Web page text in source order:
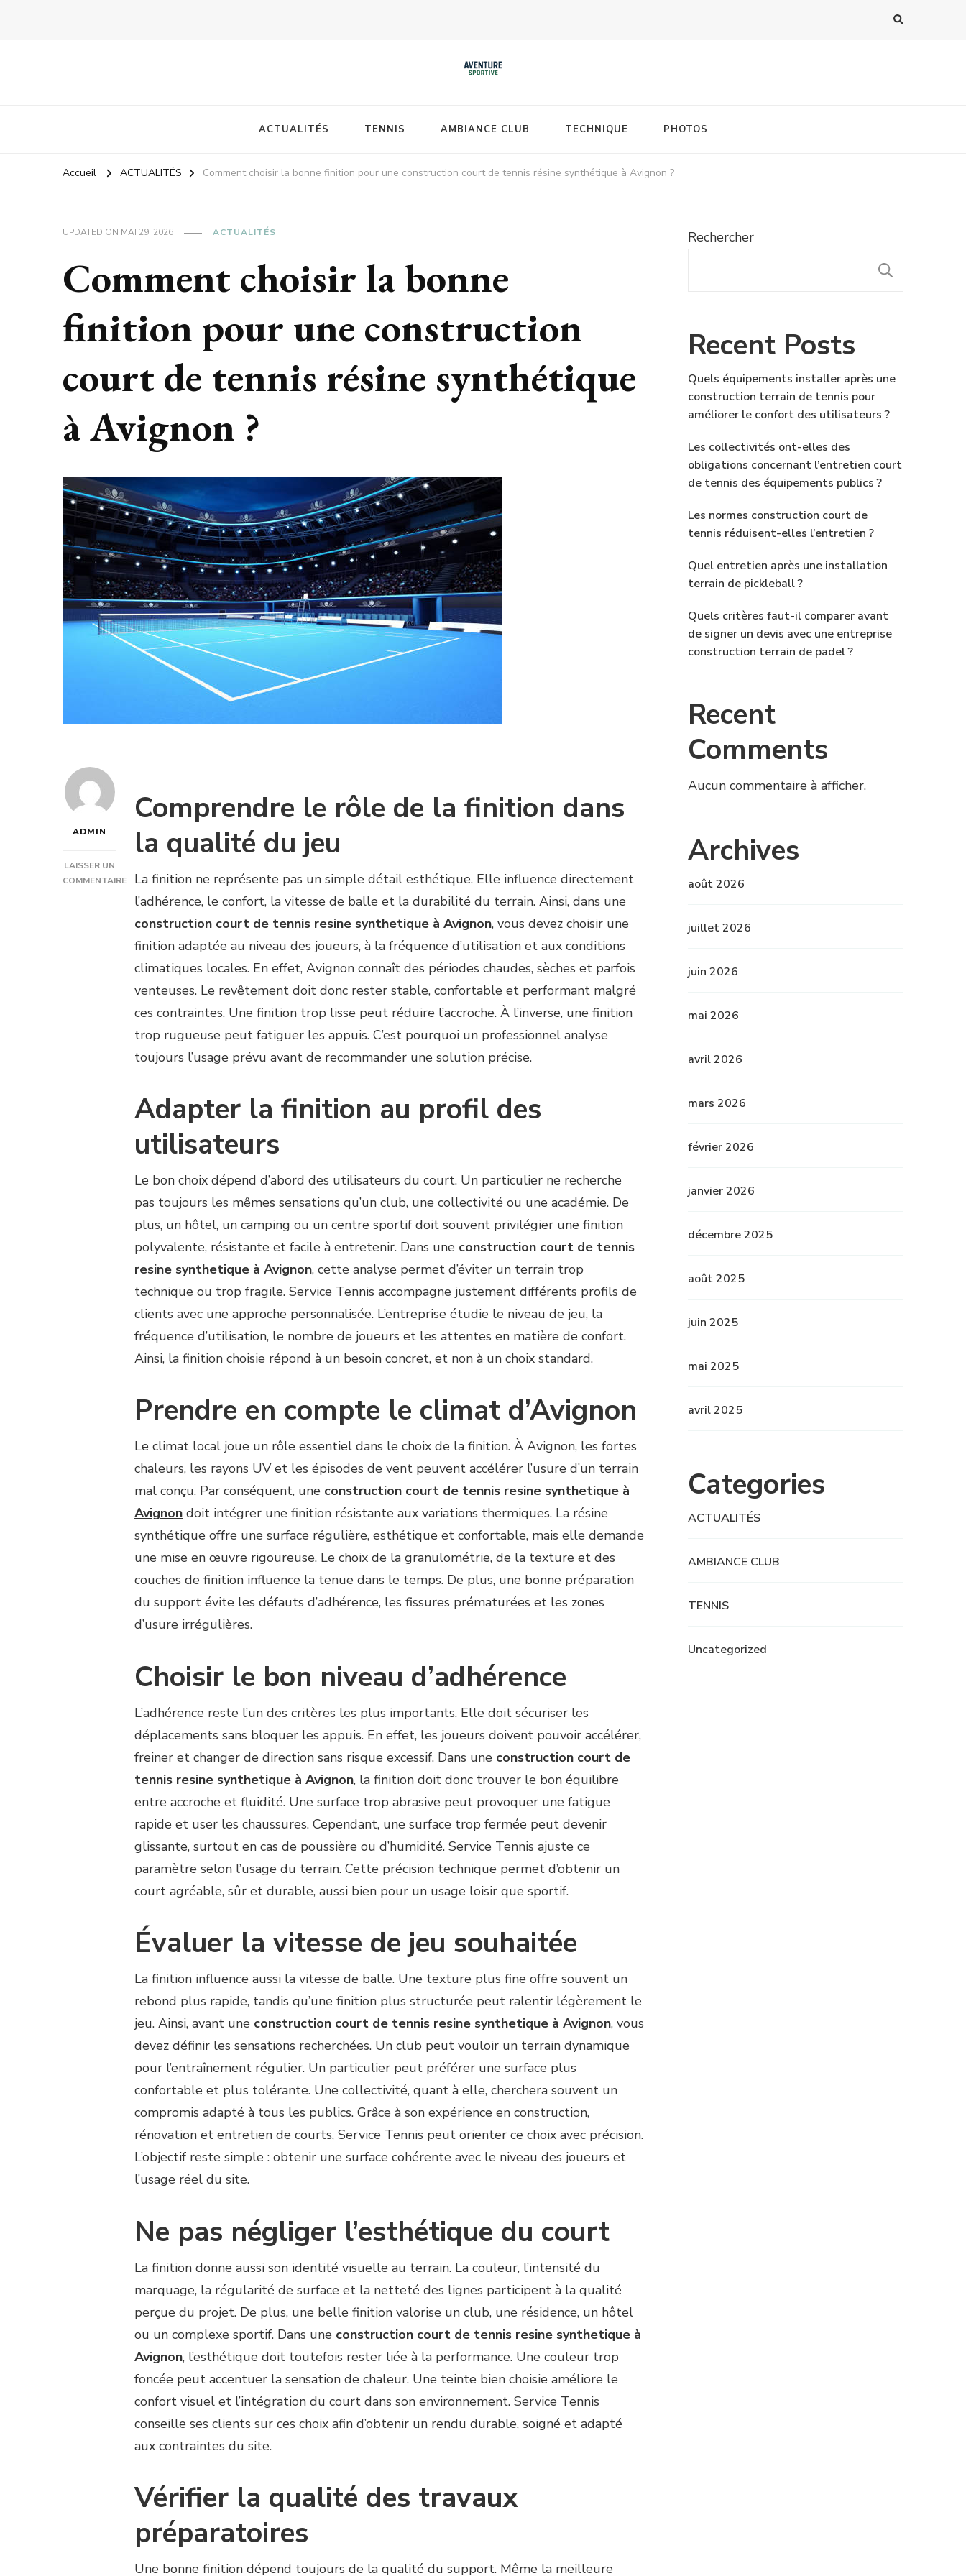
ACTUALITÉS TENNIS AMBIANCE CLUB TECHNIQUE PHOTOS
Accueil ACTUALITÉS Comment choisir la bonne finition pour une construction court de tennis résine synthétique à Avignon ?
UPDATED ON MAI 29, 2026 ACTUALITÉS
Comment choisir la bonne
finition pour une construction
court de tennis résine synthétique
à Avignon ?
ADMIN
LAISSER UN
COMMENTAIRE
CONSTRUCTION
Comprendre le rôle de la finition dans
la qualité du jeu
La finition ne représente pas un simple détail esthétique. Elle influence directement
l’adhérence, le confort, la vitesse de balle et la durabilité du terrain. Ainsi, dans une
construction court de tennis resine synthetique à Avignon, vous devez choisir une
finition adaptée au niveau des joueurs, à la fréquence d’utilisation et aux conditions
climatiques locales. En effet, Avignon connaît des périodes chaudes, sèches et parfois
venteuses. Le revêtement doit donc rester stable, confortable et performant malgré
ces contraintes. Une finition trop lisse peut réduire l’accroche. À l’inverse, une finition
trop rugueuse peut fatiguer les appuis. C’est pourquoi un professionnel analyse
toujours l’usage prévu avant de recommander une solution précise.
Adapter la finition au profil des
utilisateurs
Le bon choix dépend d’abord des utilisateurs du court. Un particulier ne recherche
pas toujours les mêmes sensations qu’un club, une collectivité ou une académie. De
plus, un hôtel, un camping ou un centre sportif doit souvent privilégier une finition
polyvalente, résistante et facile à entretenir. Dans une construction court de tennis
resine synthetique à Avignon, cette analyse permet d’éviter un terrain trop
technique ou trop fragile. Service Tennis accompagne justement différents profils de
clients avec une approche personnalisée. L’entreprise étudie le niveau de jeu, la
fréquence d’utilisation, le nombre de joueurs et les attentes en matière de confort.
Ainsi, la finition choisie répond à un besoin concret, et non à un choix standard.
Prendre en compte le climat d’Avignon
Le climat local joue un rôle essentiel dans le choix de la finition. À Avignon, les fortes
chaleurs, les rayons UV et les épisodes de vent peuvent accélérer l’usure d’un terrain
mal conçu. Par conséquent, une construction court de tennis resine synthetique à
Avignon doit intégrer une finition résistante aux variations thermiques. La résine
synthétique offre une surface régulière, esthétique et confortable, mais elle demande
une mise en œuvre rigoureuse. Le choix de la granulométrie, de la texture et des
couches de finition influence la tenue dans le temps. De plus, une bonne préparation
du support évite les défauts d’adhérence, les fissures prématurées et les zones
d’usure irrégulières.
Choisir le bon niveau d’adhérence
L’adhérence reste l’un des critères les plus importants. Elle doit sécuriser les
déplacements sans bloquer les appuis. En effet, les joueurs doivent pouvoir accélérer,
freiner et changer de direction sans risque excessif. Dans une construction court de
tennis resine synthetique à Avignon, la finition doit donc trouver le bon équilibre
entre accroche et fluidité. Une surface trop abrasive peut provoquer une fatigue
rapide et user les chaussures. Cependant, une surface trop fermée peut devenir
glissante, surtout en cas de poussière ou d’humidité. Service Tennis ajuste ce
paramètre selon l’usage du terrain. Cette précision technique permet d’obtenir un
court agréable, sûr et durable, aussi bien pour un usage loisir que sportif.
Évaluer la vitesse de jeu souhaitée
La finition influence aussi la vitesse de balle. Une texture plus fine offre souvent un
rebond plus rapide, tandis qu’une finition plus structurée peut ralentir légèrement le
jeu. Ainsi, avant une construction court de tennis resine synthetique à Avignon, vous
devez définir les sensations recherchées. Un club peut vouloir un terrain dynamique
pour l’entraînement régulier. Un particulier peut préférer une surface plus
confortable et plus tolérante. Une collectivité, quant à elle, cherchera souvent un
compromis adapté à tous les publics. Grâce à son expérience en construction,
rénovation et entretien de courts, Service Tennis peut orienter ce choix avec précision.
L’objectif reste simple : obtenir une surface cohérente avec le niveau des joueurs et
l’usage réel du site.
Ne pas négliger l’esthétique du court
La finition donne aussi son identité visuelle au terrain. La couleur, l’intensité du
marquage, la régularité de surface et la netteté des lignes participent à la qualité
perçue du projet. De plus, une belle finition valorise un club, une résidence, un hôtel
ou un complexe sportif. Dans une construction court de tennis resine synthetique à
Avignon, l’esthétique doit toutefois rester liée à la performance. Une couleur trop
foncée peut accentuer la sensation de chaleur. Une teinte bien choisie améliore le
confort visuel et l’intégration du court dans son environnement. Service Tennis
conseille ses clients sur ces choix afin d’obtenir un rendu durable, soigné et adapté
aux contraintes du site.
Vérifier la qualité des travaux
préparatoires
Une bonne finition dépend toujours de la qualité du support. Même la meilleure
Rechercher
Recent Posts
Quels équipements installer après une
construction terrain de tennis pour
améliorer le confort des utilisateurs ?
Les collectivités ont-elles des
obligations concernant l’entretien court
de tennis des équipements publics ?
Les normes construction court de
tennis réduisent-elles l’entretien ?
Quel entretien après une installation
terrain de pickleball ?
Quels critères faut-il comparer avant
de signer un devis avec une entreprise
construction terrain de padel ?
Recent
Comments
Aucun commentaire à afficher.
Archives
août 2026
juillet 2026
juin 2026
mai 2026
avril 2026
mars 2026
février 2026
janvier 2026
décembre 2025
août 2025
juin 2025
mai 2025
avril 2025
Categories
ACTUALITÉS
AMBIANCE CLUB
TENNIS
Uncategorized